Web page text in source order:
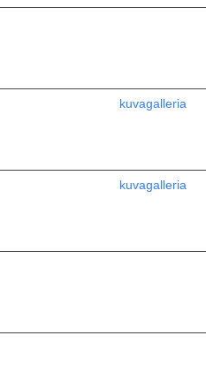
kuvagalleria
kuvagalleria